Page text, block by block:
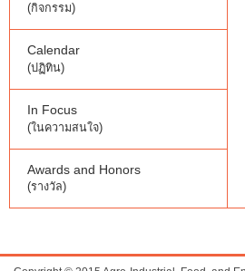
(กิจกรรม)
Calendar
(ปฏิทิน)
In Focus
(ในความสนใจ)
Awards and Honors
(รางวัล)